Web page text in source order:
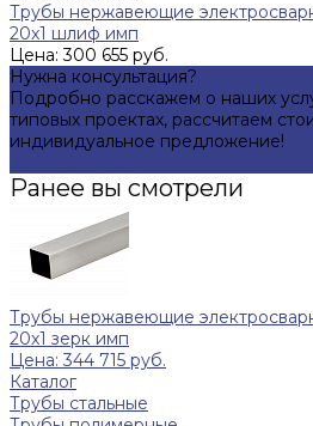
Трубы нержавеющие
20x1 шлиф имп
Цена: 300 655 руб.
Нужна консультация?
Подробно расскажем о наших
типовых проектах, рассчитаем
индивидуальное предложение!
Ранее вы смотрели
Трубы нержавеющие
20x1 зерк имп
Цена: 344 715 руб.
Каталог
Трубы стальные